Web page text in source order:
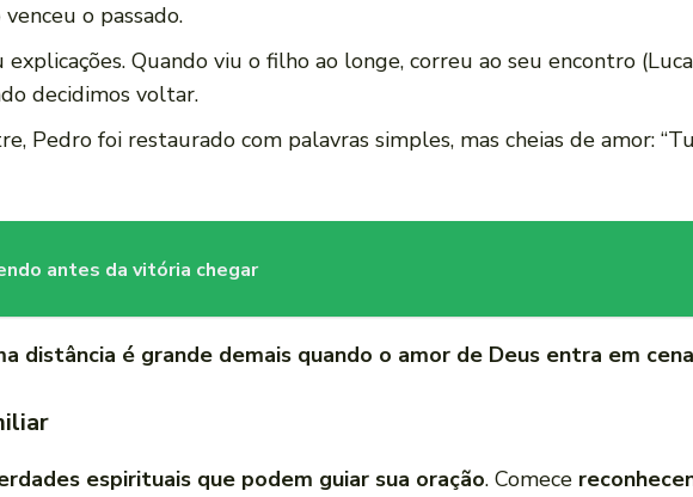
o passado.
explicações. Quando viu o filho ao longe, correu ao seu encontro
decidimos voltar.
Pedro foi restaurado com palavras simples, mas cheias de amor:
antes da vitória chegar
distância é grande demais quando o amor de Deus entra em cena
espirituais que podem guiar sua oração. Comece